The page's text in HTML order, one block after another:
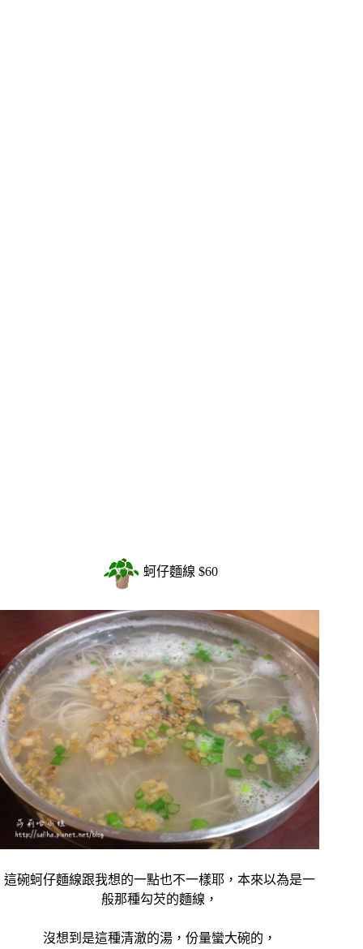
蚵仔麵線 $60
這碗蚵仔麵線跟我想的一點也不一樣耶，本來以為是一
般那種勾芡的麵線，
沒想到是這種清澈的湯，份量蠻大碗的，